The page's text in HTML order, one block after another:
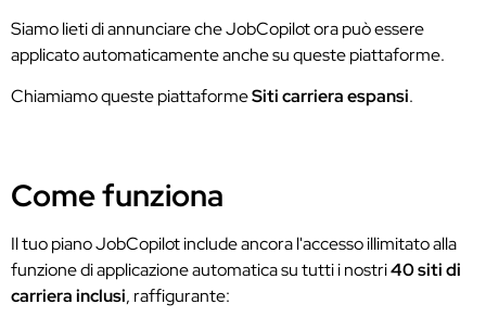
Siamo lieti di annunciare che JobCopilot ora può essere
applicato automaticamente anche su queste piattaforme.
Chiamiamo queste piattaformeSiti carriera espansi.
Come funziona
Il tuo piano JobCopilot include ancora l'accesso illimitato alla
funzione di applicazione automatica su tutti i nostri40 siti di
carriera inclusi, raffigurante: